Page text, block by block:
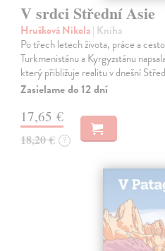
V srdci Střední Asie
Hrušková Nikola| Kniha
Po třech letech života, práce a
Turkmenistánu a Kyrgyzstánu
který přibližuje realitu v dnešní
Zasielame do 12 dní
17,65 €
18,20 € ?